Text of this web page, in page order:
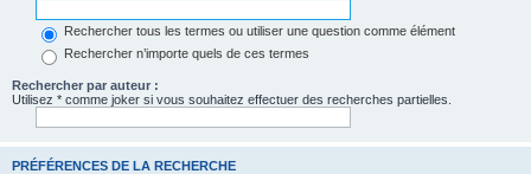
Rechercher tous les termes ou utiliser une question comme élément
Rechercher n’importe quels de ces termes
Rechercher par auteur :
Utilisez * comme joker si vous souhaitez effectuer des recherches partielles.
PRÉFÉRENCES DE LA RECHERCHE